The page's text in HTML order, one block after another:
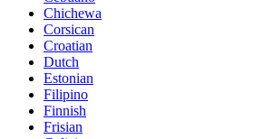
Chichewa
Corsican
Croatian
Dutch
Estonian
Filipino
Finnish
Frisian